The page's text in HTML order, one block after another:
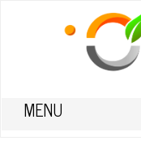
MENU